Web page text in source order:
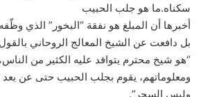
سكناه.ما هو جلب الحبيب
أخبرها أن المبلغ هو نفقة “البخور” الذي
بل دافعت عن الشيخ المعالج الروحاني
“هو شيخ محترم يتوافد عليه الكثير من
ومعلوماتهم، يقوم بجلب الحبيب حتى عن
وليس السحر”.